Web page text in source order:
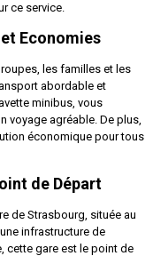
ce service.
Economies
les familles et les
abordable et
minibus, vous
voyage agréable. De plus,
économique pour tous
de Départ
de Strasbourg, située au
infrastructure de
cette gare est le point de